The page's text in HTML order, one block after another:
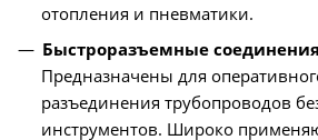
отопления и пневматики.
Быстроразъемные
Предназначены для
разъединения трубопроводов
инструментов. Широко